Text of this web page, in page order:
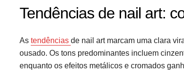
Tendências de nail art:
As tendências de nail art marcam uma clara
ousado. Os tons predominantes incluem
enquanto os efeitos metálicos e cromados